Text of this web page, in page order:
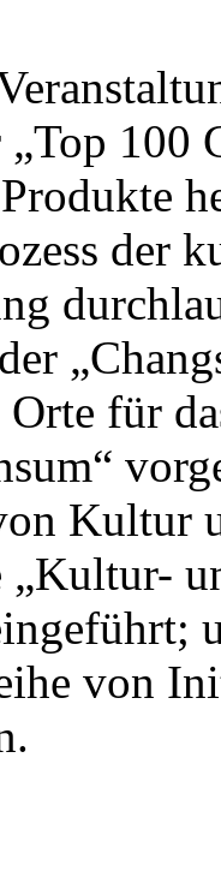
100
der
Orte für
Kultur
von